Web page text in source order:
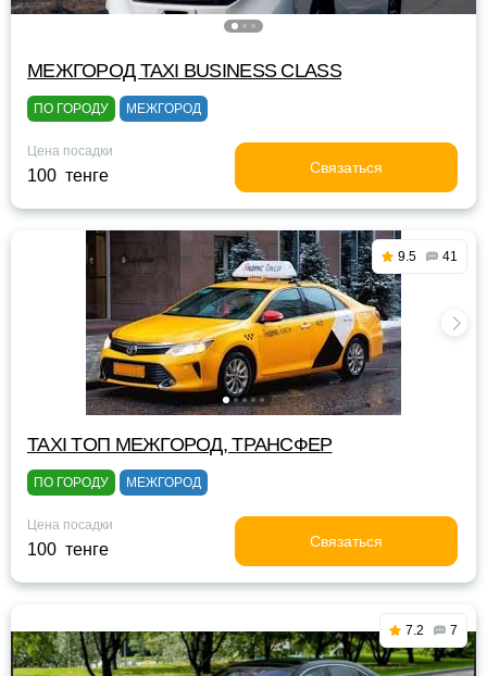
МЕЖГОРОД TAXI BUSINESS CLASS
ПО ГОРОДУ МЕЖГОРОД
Цена посадки
100 тенге Связаться
9.5 41
TAXI TOП МЕЖГОРОД, ТРАНСФЕР
ПО ГОРОДУ МЕЖГОРОД
Цена посадки
100 тенге Связаться
7.2 7